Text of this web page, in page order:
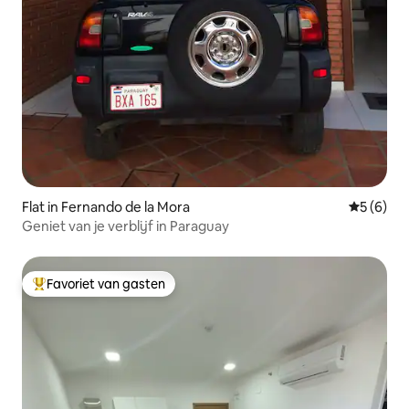
Flat in Fernando de la Mora
5 (6)
Geniet van je verblijf in Paraguay
Topfavoriet van gasten
Favoriet van gasten